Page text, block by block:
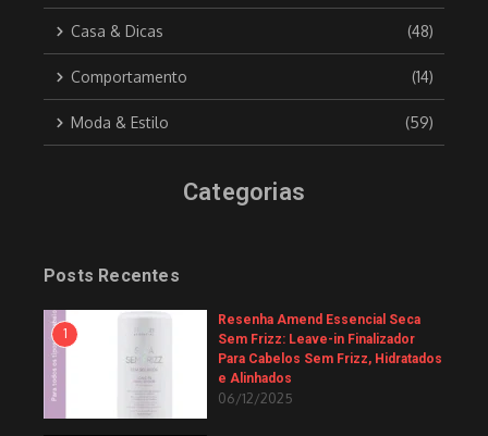
Casa & Dicas (48)
Comportamento (14)
Moda & Estilo (59)
Categorias
Posts Recentes
1
Resenha Amend Essencial Seca
Sem Frizz: Leave-in Finalizador
Para Cabelos Sem Frizz, Hidratados
e Alinhados
06/12/2025